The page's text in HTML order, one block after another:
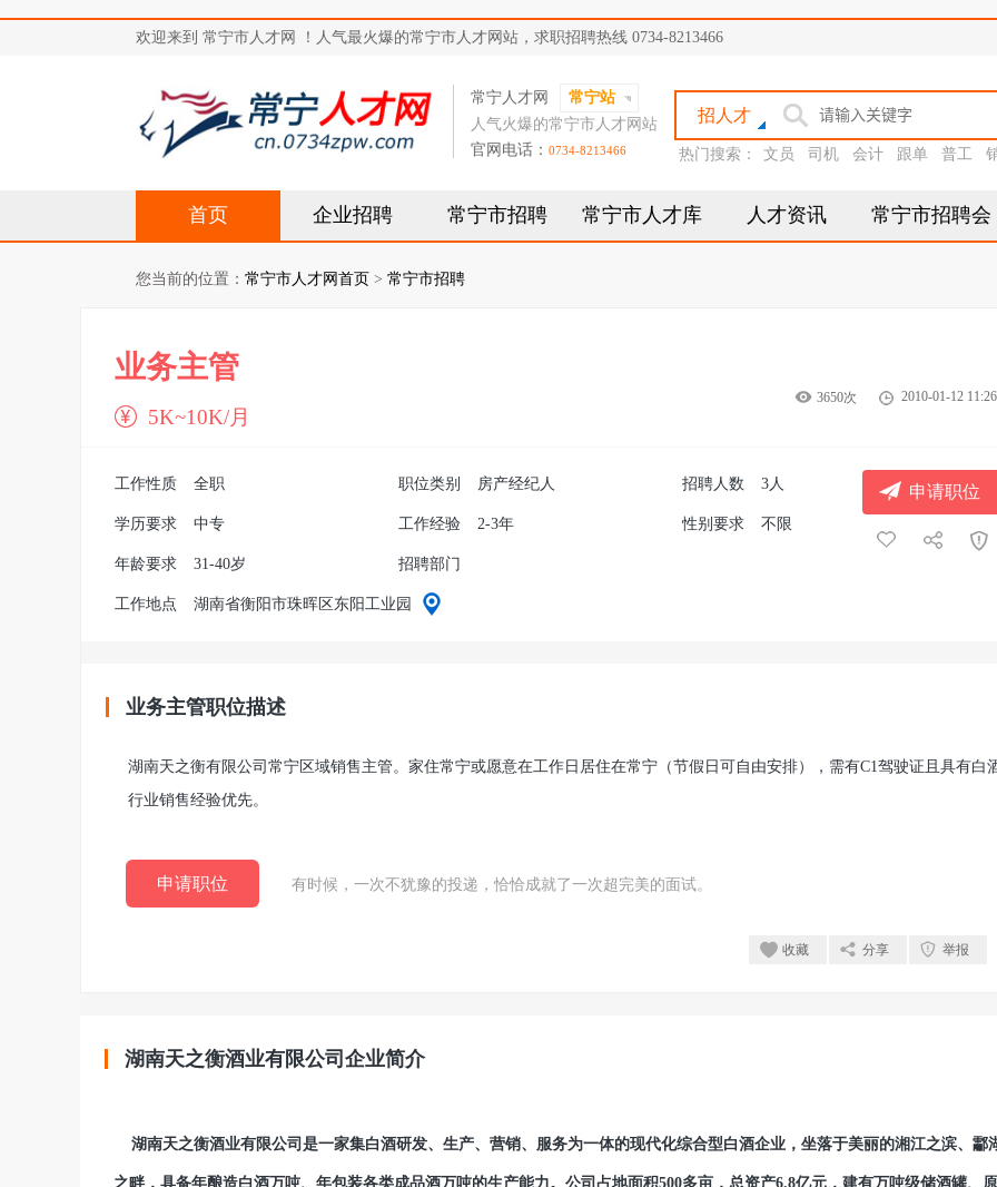
欢迎来到 常宁市人才网 ！人气最火爆的常宁市人才网站，求职招聘热线 0734-8213466
常宁人才网
常宁站
人气火爆的常宁市人才网站
官网电话： 0734-8213466
招人才
热门搜索： 文员 司机 会计 跟单 普工
首页 企业招聘 常宁市招聘 常宁市人才库 人才资讯 常宁市招聘会
您当前的位置： 常宁市人才网首页 > 常宁市招聘
2010-01-12
3650次
业务主管
5K~10K/月
申请职位
工作性质 全职 职位类别 房产经纪人 招聘人数 3人
学历要求 中专 工作经验 2-3年 性别要求 不限
年龄要求 31-40岁 招聘部门
工作地点 湖南省衡阳市珠晖区东阳工业园
业务主管职位描述
湖南天之衡有限公司常宁区域销售主管。家住常宁或愿意在工作日居住在常宁（节假日可自由安排），需有C1驾驶证且具有白
行业销售经验优先。
申请职位 有时候，一次不犹豫的投递，恰恰成就了一次超完美的面试。
收藏 分享 举报
湖南天之衡酒业有限公司企业简介
湖南天之衡酒业有限公司是一家集白酒研发、生产、营销、服务为一体的现代化综合型白酒企业，坐落于美丽的湘江之滨、酃
之畔，具备年酿造白酒万吨、年包装各类成品酒万吨的生产能力。公司占地面积500多亩，总资产6.8亿元，建有万吨级储酒罐、原